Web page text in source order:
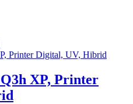
XP, Printer